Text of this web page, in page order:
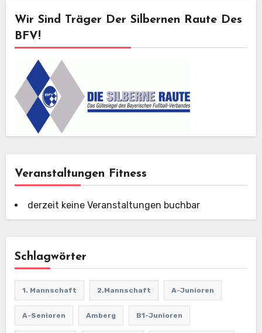
Wir Sind Träger Der Silbernen Raute Des
BFV!
Veranstaltungen Fitness
derzeit keine Veranstaltungen buchbar
Schlagwörter
1. Mannschaft 2.Mannschaft A-Junioren
A-Senioren Amberg B1-Junioren